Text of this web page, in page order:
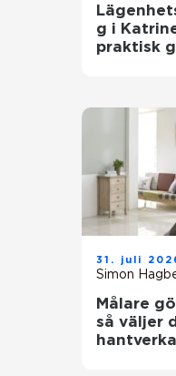
g i
praktisk
31. juli
Simon
Målare
så väljer